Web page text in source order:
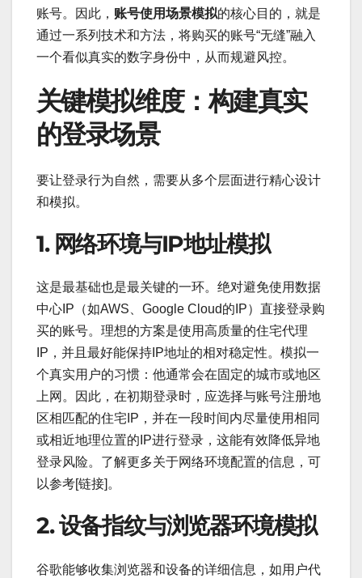
账号。因此， 账号使用场景模拟的核心目的，就是
通过一系列技术和方法，将购买的账号“无缝”融入
一个看似真实的数字身份中，从而规避风控。
关键模拟维度：构建真实
的登录场景
要让登录行为自然，需要从多个层面进行精心设计
和模拟。
1. 网络环境与IP地址模拟
这是最基础也是最关键的一环。绝对避免使用数据
中心IP（如AWS、Google Cloud的IP）直接登录购
买的账号。理想的方案是使用高质量的住宅代理
IP，并且最好能保持IP地址的相对稳定性。模拟一
个真实用户的习惯：他通常会在固定的城市或地区
上网。因此，在初期登录时，应选择与账号注册地
区相匹配的住宅IP，并在一段时间内尽量使用相同
或相近地理位置的IP进行登录，这能有效降低异地
登录风险。了解更多关于网络环境配置的信息，可
以参考[链接]。
2. 设备指纹与浏览器环境模拟
谷歌能够收集浏览器和设备的详细信息，如用户代